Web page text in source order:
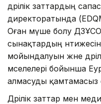
дәрілік заттардың
директоратында
Оған мүше болу
сынақтардың
мойындалуын және
мәселелері бойынша
алмасуды қамтамасыз
Дәрілік заттар мен